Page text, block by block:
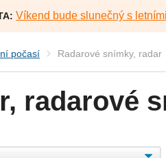
Víkend bude slunečný s
počasí Radarové snímky, radar
radarové